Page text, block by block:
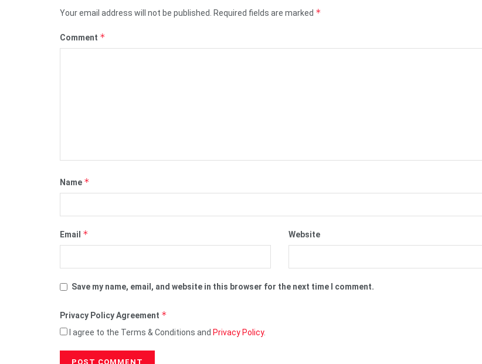
Your email address will not be published. Required fields are marked *
Comment *
Name *
Email * Website
Save my name, email, and website in this browser for the next time I comment.
Privacy Policy Agreement *
I agree to the Terms & Conditions and Privacy Policy.